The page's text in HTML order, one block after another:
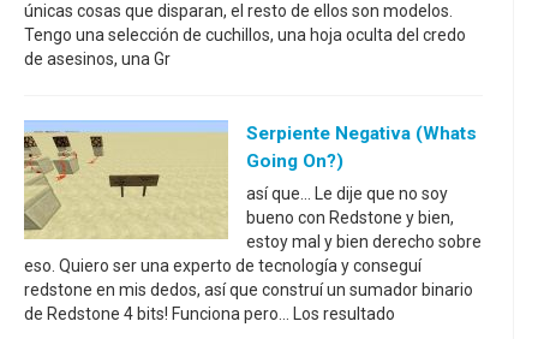
únicas cosas que disparan, el resto de ellos son modelos.
Tengo una selección de cuchillos, una hoja oculta del credo
de asesinos, una Gr
Serpiente Negativa (Whats
Going On?)
así que... Le dije que no soy
bueno con Redstone y bien,
estoy mal y bien derecho sobre
eso. Quiero ser una experto de tecnología y conseguí
redstone en mis dedos, así que construí un sumador binario
de Redstone 4 bits! Funciona pero... Los resultado